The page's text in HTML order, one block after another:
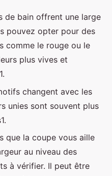
de bain offrent une large
pouvez opter pour des
comme le rouge ou le
plus vives et
changent avec les
unies sont souvent plus
que la coupe vous aille
au niveau des
à vérifier. Il peut être